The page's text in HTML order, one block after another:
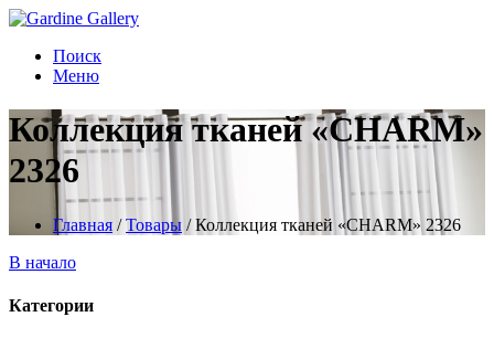
Поиск
Меню
Коллекция тканей «CHARM»
2326
Главная /Товары /Коллекция тканей «CHARM» 2326
В начало
Категории